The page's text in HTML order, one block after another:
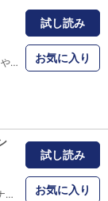
【前科者４人。今、人生（ゲーム）をやり直す。】 その日、首都バードンに４人の男たちが足を踏み入れた。揃いも揃って前科者である彼らの目的は「高級煙草店を起業する」こと…？ 頼りにする「友」と賭けられる「夢」がある。このゲームに負けはない――『ACCA13区監察課』のオノ・ナツメによる男たちの危険な人生狂騒曲、開幕。 (C)2019 Natsume Ono
試し読み
お気に入り
ヨーロッパ移籍1年目にしてバルセロナのリーグ優勝に大きく貢献した大空翼! 同じ頃、アジア予選を海外組不在のまま勝ち抜き五輪出場を決めたU-23日本代表! 最終強化合宿の地、メキシコに結集した黄金世代の33名に及ぶ代表候補からマドリッド五輪代表選手が決定する!
試し読み
お気に入り